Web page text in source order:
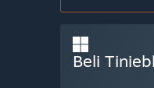
Beli